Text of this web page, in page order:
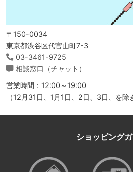
〒150-0034
東京都渋谷区代官山町7-3
03-3461-9725
相談窓口（チャット）
営業時間：12:00～19:00
（12月31日、1月1日、2日、3日、を除
ショッピング